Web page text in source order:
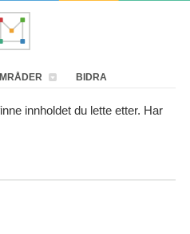
BIDRA
innholdet du lette etter. Har